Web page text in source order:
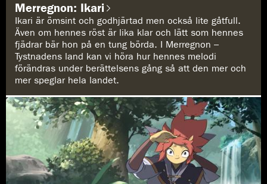
Merregnon: Ikari
Ikari är ömsint och godhjärtad men också lite gåtfull.
Även om hennes röst är lika klar och lätt som hennes
fjädrar bär hon på en tung börda. I Merregnon –
Tystnadens land kan vi höra hur hennes melodi
förändras under berättelsens gång så att den mer och
mer speglar hela landet.